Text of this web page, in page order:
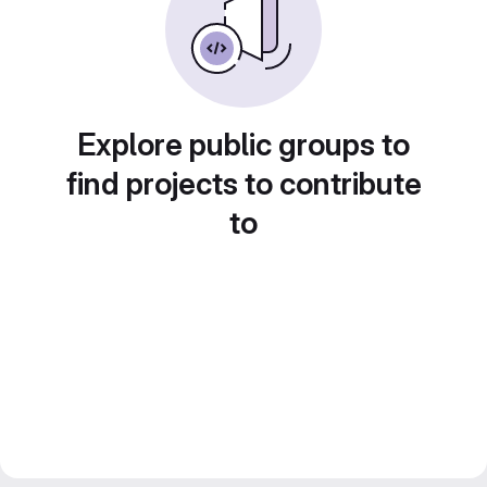
Explore public groups to
find projects to contribute
to